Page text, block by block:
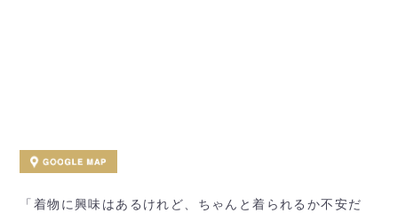
「着物に興味はあるけれど、ちゃんと着られるか不安だ